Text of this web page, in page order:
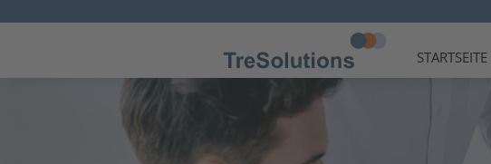
STARTSEITE